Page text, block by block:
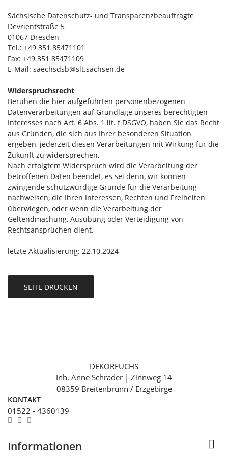
Sächsische Datenschutz- und Transparenzbeauftragte
Devrientstraße 5
01067 Dresden
Tel.: +49 351 85471101
Fax: +49 351 85471109
E-Mail: saechsdsb@slt.sachsen.de
Widerspruchsrecht
Beruhen die hier aufgeführten personenbezogenen
Datenverarbeitungen auf Grundlage unseres berechtigten
Interesses nach Art. 6 Abs. 1 lit. f DSGVO, haben Sie das Recht
aus Gründen, die sich aus Ihrer besonderen Situation
ergeben, jederzeit diesen Verarbeitungen mit Wirkung für die
Zukunft zu widersprechen.
Nach erfolgtem Widerspruch wird die Verarbeitung der
betroffenen Daten beendet, es sei denn, wir können
zwingende schutzwürdige Gründe für die Verarbeitung
nachweisen, die Ihren Interessen, Rechten und Freiheiten
überwiegen, oder wenn die Verarbeitung der
Geltendmachung, Ausübung oder Verteidigung von
Rechtsansprüchen dient.
letzte Aktualisierung: 22.10.2024
DEKORFUCHS
Inh. Anne Schrader | Zinnweg 14
08359 Breitenbrunn / Erzgebirge
KONTAKT
01522 - 4360139
Informationen 